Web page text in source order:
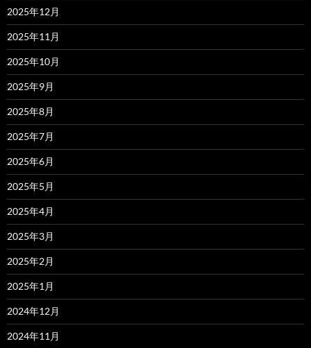
2025年12月
2025年11月
2025年10月
2025年9月
2025年8月
2025年7月
2025年6月
2025年5月
2025年4月
2025年3月
2025年2月
2025年1月
2024年12月
2024年11月